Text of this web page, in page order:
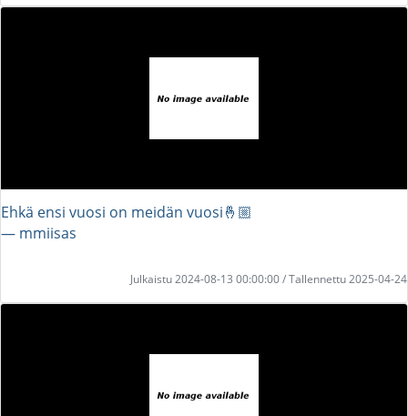
Ehkä ensi vuosi on meidän vuosi🤞🏼
― mmiisas
Julkaistu 2024-08-13 00:00:00 / Tallennettu 2025-04-24